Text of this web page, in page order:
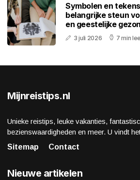
Symbolen en
belangrijke steun
en geestelijke
3 juli 2026 7 min
Mijnreistips.nl
Unieke reistips, leuke vakanties,
bezienswaardigheden en meer. U vindt
Sitemap
Contact
Nieuwe artikelen